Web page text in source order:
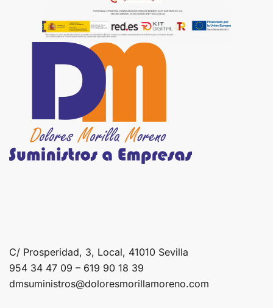
C/ Prosperidad, 3, Local, 41010 Sevilla
954 34 47 09 – 619 90 18 39
dmsuministros@doloresmorillamoreno.com